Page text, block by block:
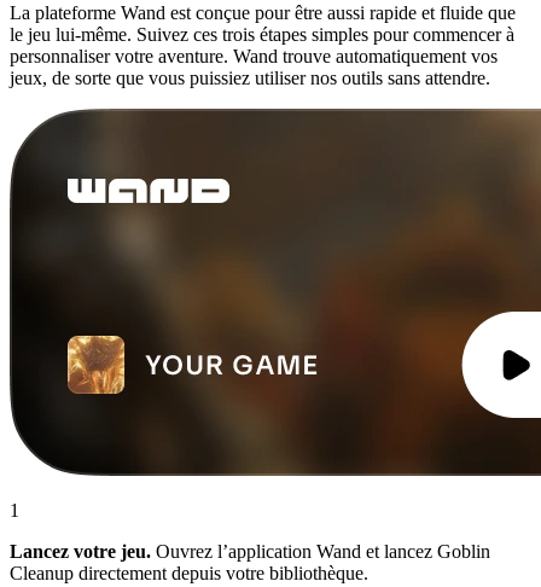
La plateforme Wand est conçue pour être aussi rapide et fluide que
le jeu lui-même. Suivez ces trois étapes simples pour commencer à
personnaliser votre aventure. Wand trouve automatiquement vos
jeux, de sorte que vous puissiez utiliser nos outils sans attendre.
1
Lancez votre jeu. Ouvrez l’application Wand et lancez Goblin
Cleanup directement depuis votre bibliothèque.